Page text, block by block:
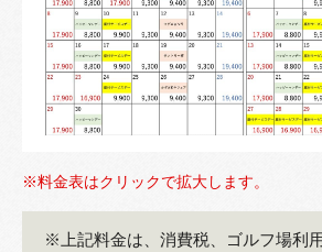
※料金表はクリックで拡大します。
※上記料金は、消費税、ゴルフ場利